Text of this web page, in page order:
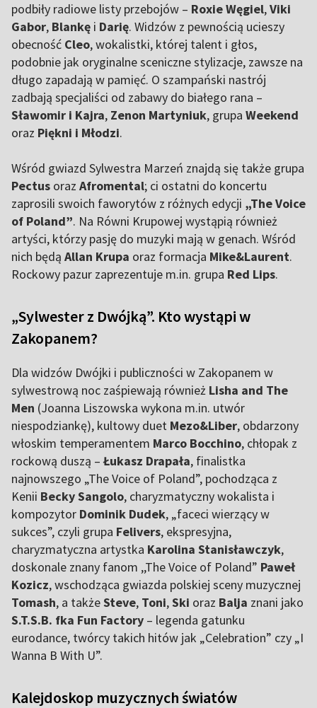
podbiły radiowe listy przebojów – Roxie Węgiel,Viki
Gabor, Blankę i Darię. Widzów z pewnością ucieszy
obecność Cleo, wokalistki, której talent i głos,
podobnie jak oryginalne sceniczne stylizacje, zawsze na
długo zapadają w pamięć. O szampański nastrój
zadbają specjaliści od zabawy do białego rana –
Sławomir i Kajra, Zenon Martyniuk, grupa Weekend
oraz Piękni i Młodzi.
Wśród gwiazd Sylwestra Marzeń znajdą się także grupa
Pectus oraz Afromental; ci ostatni do koncertu
zaprosili swoich faworytów z różnych edycji „The Voice
of Poland”. Na Równi Krupowej wystąpią również
artyści, którzy pasję do muzyki mają w genach. Wśród
nich będą Allan Krupa oraz formacja Mike&Laurent.
Rockowy pazur zaprezentuje m.in. grupa Red Lips.
„Sylwester z Dwójką”. Kto wystąpi w
Zakopanem?
Dla widzów Dwójki i publiczności w Zakopanem w
sylwestrową noc zaśpiewają również Lisha and The
Men (Joanna Liszowska wykona m.in. utwór
niespodziankę), kultowy duet Mezo&Liber, obdarzony
włoskim temperamentem Marco Bocchino, chłopak z
rockową duszą –Łukasz Drapała, finalistka
najnowszego „The Voice of Poland”, pochodząca z
Kenii Becky Sangolo, charyzmatyczny wokalista i
kompozytor Dominik Dudek, „faceci wierzący w
sukces”, czyli grupa Felivers, ekspresyjna,
charyzmatyczna artystka Karolina Stanisławczyk,
doskonale znany fanom ,,The Voice of Poland” Paweł
Kozicz, wschodząca gwiazda polskiej sceny muzycznej
Tomash, a takżeSteve, Toni,Ski oraz Balja znani jako
S.T.S.B. fka Fun Factory – legenda gatunku
eurodance, twórcy takich hitów jak „Celebration” czy „I
Wanna B With U”.
Kalejdoskop muzycznych światów